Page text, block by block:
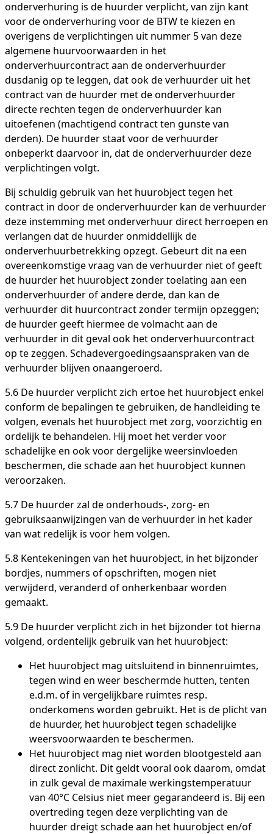
onderverhuring is de huurder verplicht, van zijn kant
voor de onderverhuring voor de BTW te kiezen en
overigens de verplichtingen uit nummer 5 van deze
algemene huurvoorwaarden in het
onderverhuurcontract aan de onderverhuurder
dusdanig op te leggen, dat ook de verhuurder uit het
contract van de huurder met de onderverhuurder
directe rechten tegen de onderverhuurder kan
uitoefenen (machtigend contract ten gunste van
derden). De huurder staat voor de verhuurder
onbeperkt daarvoor in, dat de onderverhuurder deze
verplichtingen volgt.
Bij schuldig gebruik van het huurobject tegen het
contract in door de onderverhuurder kan de verhuurder
deze instemming met onderverhuur direct herroepen en
verlangen dat de huurder onmiddellijk de
onderverhuurbetrekking opzegt. Gebeurt dit na een
overeenkomstige vraag van de verhuurder niet of geeft
de huurder het huurobject zonder toelating aan een
onderverhuurder of andere derde, dan kan de
verhuurder dit huurcontract zonder termijn opzeggen;
de huurder geeft hiermee de volmacht aan de
verhuurder in dit geval ook het onderverhuurcontract
op te zeggen. Schadevergoedingsaanspraken van de
verhuurder blijven onaangeroerd.
5.6 De huurder verplicht zich ertoe het huurobject enkel
conform de bepalingen te gebruiken, de handleiding te
volgen, evenals het huurobject met zorg, voorzichtig en
ordelijk te behandelen. Hij moet het verder voor
schadelijke en ook voor dergelijke weersinvloeden
beschermen, die schade aan het huurobject kunnen
veroorzaken.
5.7 De huurder zal de onderhouds-, zorg- en
gebruiksaanwijzingen van de verhuurder in het kader
van wat redelijk is voor hem volgen.
5.8 Kentekeningen van het huurobject, in het bijzonder
bordjes, nummers of opschriften, mogen niet
verwijderd, veranderd of onherkenbaar worden
gemaakt.
5.9 De huurder verplicht zich in het bijzonder tot hierna
volgend, ordentelijk gebruik van het huurobject:
Het huurobject mag uitsluitend in binnenruimtes,
tegen wind en weer beschermde hutten, tenten
e.d.m. of in vergelijkbare ruimtes resp.
onderkomens worden gebruikt. Het is de plicht van
de huurder, het huurobject tegen schadelijke
weersvoorwaarden te beschermen.
Het huurobject mag niet worden blootgesteld aan
direct zonlicht. Dit geldt vooral ook daarom, omdat
in zulk geval de maximale werkingstemperatuur
van 40°C Celsius niet meer gegarandeerd is. Bij een
overtreding tegen deze verplichting van de
huurder dreigt schade aan het huurobject en/of